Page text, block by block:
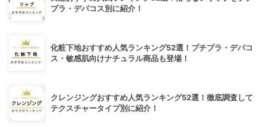
プラ・デパコス別に紹介！
化粧下地おすすめ人気ランキング52選！プチプラ・デパコ
ス・敏感肌向けナチュラル商品も登場！
クレンジングおすすめ人気ランキング52選！徹底調査して
テクスチャータイプ別に紹介！